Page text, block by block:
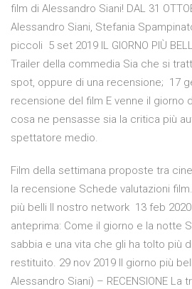
film di Alessandro Siani! DAL 31
Alessandro Siani, Stefania
piccoli 5 set 2019 IL GIORNO PIÙ
Trailer della commedia Sia che si
spot, oppure di una recensione; 17
recensione del film E venne il giorno
cosa ne pensasse sia la critica più
spettatore medio.
Film della settimana proposte tra
la recensione Schede valutazioni
più belli Il nostro network 13 feb
anteprima: Come il giorno e la notte
sabbia e una vita che gli ha tolto più
restituito. 29 nov 2019 Il giorno più
Alessandro Siani) – RECENSIONE La